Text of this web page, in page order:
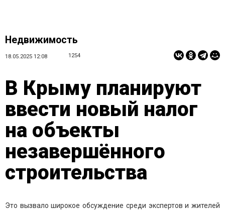
Недвижимость
18.05.2025 12:08 1254
В Крыму планируют
ввести новый налог
на объекты
незавершённого
строительства
Это вызвало широкое обсуждение среди экспертов и жителей